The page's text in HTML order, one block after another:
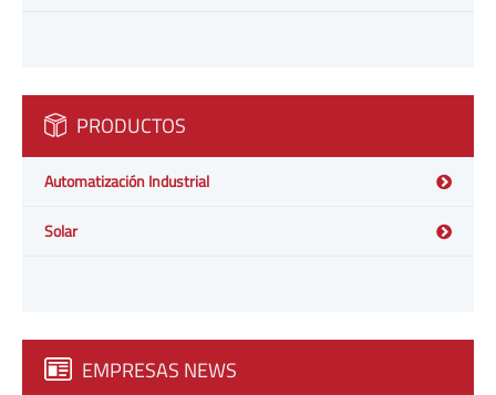
PRODUCTOS
Automatización Industrial
Solar
EMPRESAS NEWS